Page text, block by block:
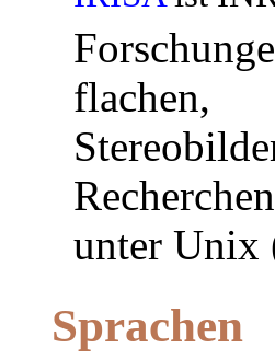
unter Unix
Sprachen